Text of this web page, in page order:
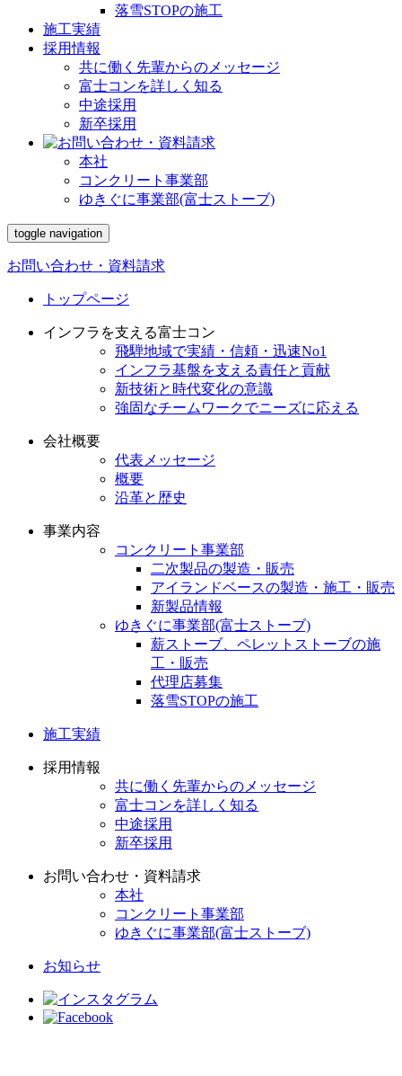
落雪STOPの施工
施工実績
採用情報
共に働く先輩からのメッセージ
富士コンを詳しく知る
中途採用
新卒採用
本社
コンクリート事業部
ゆきぐに事業部(富士ストーブ)
toggle navigation
お問い合わせ・資料請求
トップページ
インフラを支える富士コン
飛騨地域で実績・信頼・迅速No1
インフラ基盤を支える責任と貢献
新技術と時代変化の意識
強固なチームワークでニーズに応える
会社概要
代表メッセージ
概要
沿革と歴史
事業内容
コンクリート事業部
二次製品の製造・販売
アイランドベースの製造・施工・販売
新製品情報
ゆきぐに事業部(富士ストーブ)
薪ストーブ、ペレットストーブの施
工・販売
代理店募集
落雪STOPの施工
施工実績
採用情報
共に働く先輩からのメッセージ
富士コンを詳しく知る
中途採用
新卒採用
お問い合わせ・資料請求
本社
コンクリート事業部
ゆきぐに事業部(富士ストーブ)
お知らせ